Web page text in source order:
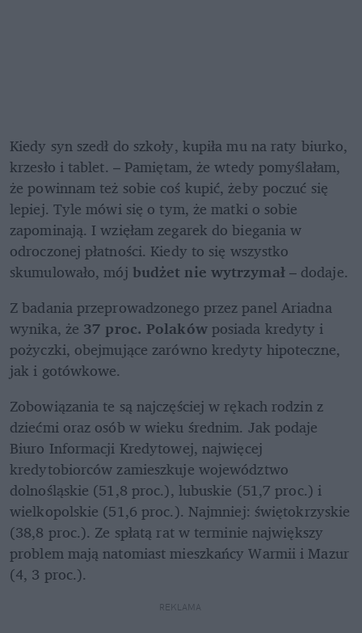
Kiedy syn szedł do szkoły, kupiła mu na raty biurko,
krzesło i tablet. – Pamiętam, że wtedy pomyślałam,
że powinnam też sobie coś kupić, żeby poczuć się
lepiej. Tyle mówi się o tym, że matki o sobie
zapominają. I wzięłam zegarek do biegania w
odroczonej płatności. Kiedy to się wszystko
skumulowało, mój budżet nie wytrzymał – dodaje.
Z badania przeprowadzonego przez panel Ariadna
wynika, że 37 proc. Polaków posiada kredyty i
pożyczki, obejmujące zarówno kredyty hipoteczne,
jak i gotówkowe.
Zobowiązania te są najczęściej w rękach rodzin z
dziećmi oraz osób w wieku średnim. Jak podaje
Biuro Informacji Kredytowej, najwięcej
kredytobiorców zamieszkuje województwo
dolnośląskie (51,8 proc.), lubuskie (51,7 proc.) i
wielkopolskie (51,6 proc.). Najmniej: świętokrzyskie
(38,8 proc.). Ze spłatą rat w terminie największy
problem mają natomiast mieszkańcy Warmii i Mazur
(4, 3 proc.).
REKLAMA